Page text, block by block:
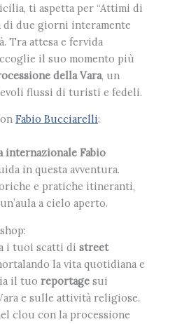
ti aspetta per “Attimi di
di due giorni interamente
Tra attesa e fervida
il suo momento più
della Vara, un
flussi di turisti e fedeli.
Fabio Bucciarelli:
internazionale Fabio
in questa avventura.
e pratiche itineranti,
a cielo aperto.
i tuoi scatti di street
la vita quotidiana e
il tuo reportagesui
e sulle attività religiose.
clou con la processione